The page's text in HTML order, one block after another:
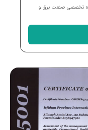
تخصصی صنعت برق و